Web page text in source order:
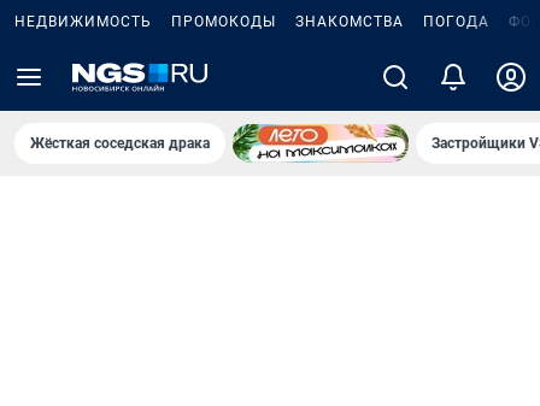
НЕДВИЖИМОСТЬ ПРОМОКОДЫ ЗНАКОМСТВА ПОГОДА
Жёсткая соседская драка Застройщики